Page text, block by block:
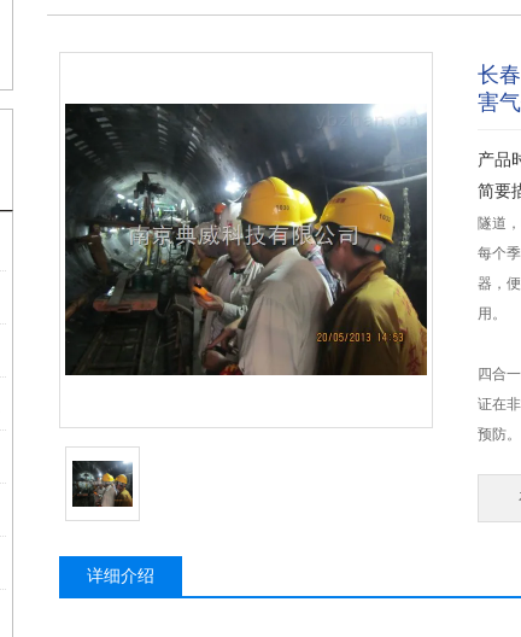
长
害
产品
简要
隧道
每个
器，
用。
四合
证在
预防。
详细介绍